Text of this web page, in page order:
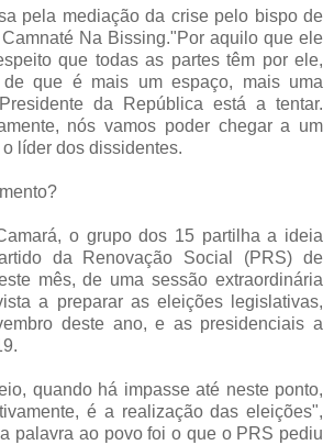
pela mediação da crise pelo bispo de
Na Bissing."Por aquilo que ele
que todas as partes têm por ele,
de que é mais um espaço, mais uma
da República está a tentar.
nós vamos poder chegar a um
líder dos dissidentes.
o grupo dos 15 partilha a ideia
da Renovação Social (PRS) de
mês, de uma sessão extraordinária
a preparar as eleições legislativas,
deste ano, e as presidenciais a
quando há impasse até neste ponto,
é a realização das eleições",
palavra ao povo foi o que o PRS pediu